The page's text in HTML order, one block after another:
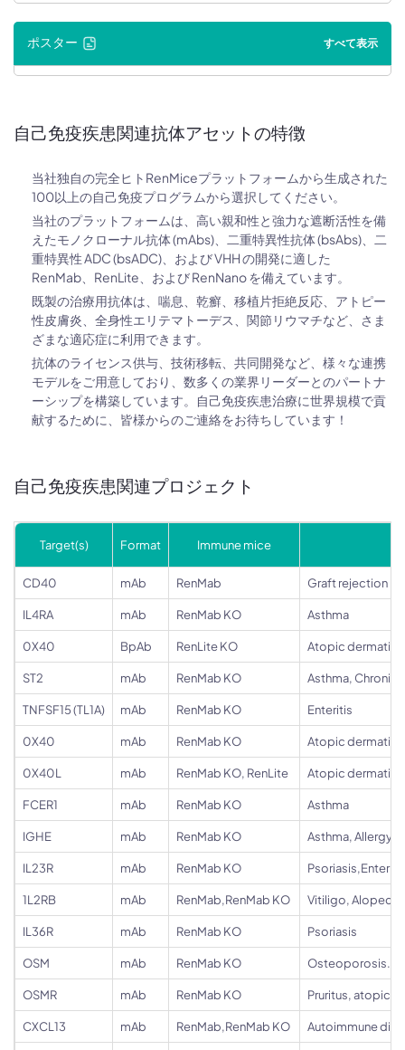
ポスター すべて表示
自己免疫疾患関連抗体アセットの特徴
当社独自の完全ヒトRenMiceプラットフォームから生成された
100以上の自己免疫プログラムから選択してください。
当社のプラットフォームは、高い親和性と強力な遮断活性を備
えたモノクローナル抗体 (mAbs)、二重特異性抗体 (bsAbs)、二
重特異性 ADC (bsADC)、および VHH の開発に適した
RenMab、RenLite、および RenNano を備えています。
既製の治療用抗体は、喘息、乾癬、移植片拒絶反応、アトピー
性皮膚炎、全身性エリテマトーデス、関節リウマチなど、さま
ざまな適応症に利用できます。
抗体のライセンス供与、技術移転、共同開発など、様々な連携
モデルをご用意しており、数多くの業界リーダーとのパートナ
ーシップを構築しています。自己免疫疾患治療に世界規模で貢
献するために、皆様からのご連絡をお待ちしています！
自己免疫疾患関連プロジェクト
Target(s) Format Immune mice
CD40 mAb RenMab Graft rejection
IL4RA mAb RenMab KO Asthma
0X40 BpAb RenLite KO Atopic dermatitis
ST2 mAb RenMab KO Asthma, Chronic
TNFSF15 (TL1A) mAb RenMab KO Enteritis
0X40 mAb RenMab KO Atopic dermatitis
0X40L mAb RenMab KO, RenLite Atopic dermatitis
FCER1 mAb RenMab KO Asthma
IGHE mAb RenMab KO Asthma, Allergy,
IL23R mAb RenMab KO Psoriasis,Enteritis
1L2RB mAb RenMab,RenMab KO Vitiligo, Alopecia
IL36R mAb RenMab KO Psoriasis
OSM mAb RenMab KO
OSMR mAb RenMab KO Pruritus, atopic
CXCL13 mAb RenMab,RenMab KO Autoimmune